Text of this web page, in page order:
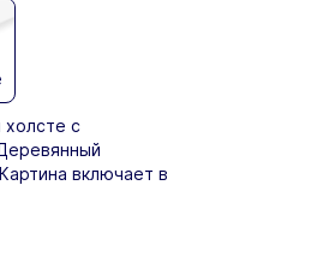
холсте с
включает в